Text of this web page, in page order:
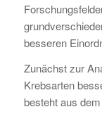
besseren
Zunächst zur
Krebsarten
besteht aus